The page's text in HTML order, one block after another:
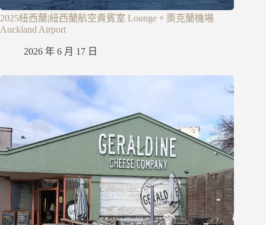
2025紐西蘭|紐西蘭航空貴賓室 Lounge。奧克蘭機場
Auckland Airport
2026 年 6 月 17 日